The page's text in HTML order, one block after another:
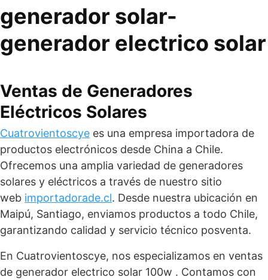
generador solar-
generador electrico solar
Ventas de Generadores
Eléctricos Solares
Cuatrovientoscye es una empresa importadora de
productos electrónicos desde China a Chile.
Ofrecemos una amplia variedad de generadores
solares y eléctricos a través de nuestro sitio
web importadorade.cl. Desde nuestra ubicación en
Maipú, Santiago, enviamos productos a todo Chile,
garantizando calidad y servicio técnico posventa.
En Cuatrovientoscye, nos especializamos en ventas
de generador electrico solar 100w . Contamos con